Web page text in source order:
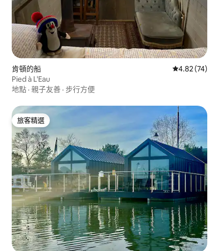
肯頓的船 從 74 則評價
4.82 (74)
Pied à L'Eau
地點 · 親子友善 · 步行方便
旅客精選
旅客精選